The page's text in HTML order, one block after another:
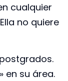
cualquier
no quiere
en su área.